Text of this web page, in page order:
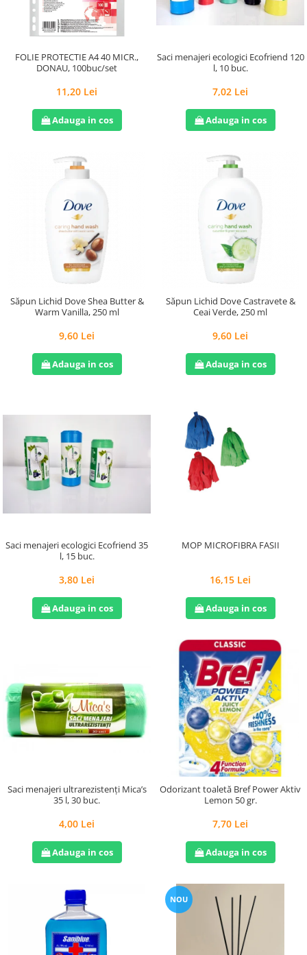
FOLIE PROTECTIE A4 40 MICR.,
DONAU, 100buc/set
11,20 Lei
Adauga in cos
Saci menajeri ecologici Ecofriend 120
l, 10 buc.
7,02 Lei
Adauga in cos
Săpun Lichid Dove Shea Butter &
Warm Vanilla, 250 ml
9,60 Lei
Adauga in cos
Săpun Lichid Dove Castravete &
Ceai Verde, 250 ml
9,60 Lei
Adauga in cos
Saci menajeri ecologici Ecofriend 35
l, 15 buc.
3,80 Lei
Adauga in cos
MOP MICROFIBRA FASII
16,15 Lei
Adauga in cos
Saci menajeri ultrarezistenți Mica’s
35 l, 30 buc.
4,00 Lei
Adauga in cos
Odorizant toaletă Bref Power Aktiv
Lemon 50 gr.
7,70 Lei
Adauga in cos
NOU